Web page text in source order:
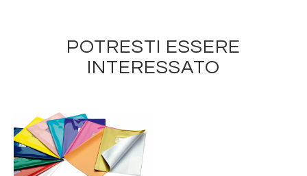
POTRESTI ESSERE
INTERESSATO